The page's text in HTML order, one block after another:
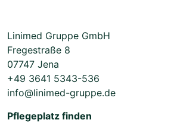
Linimed Gruppe GmbH
Fregestraße 8
07747 Jena
+49 3641 5343-536
info@linimed-gruppe.de
Pflegeplatz finden